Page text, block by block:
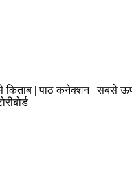
किताब | पाठ कनेक्शन | सबसे